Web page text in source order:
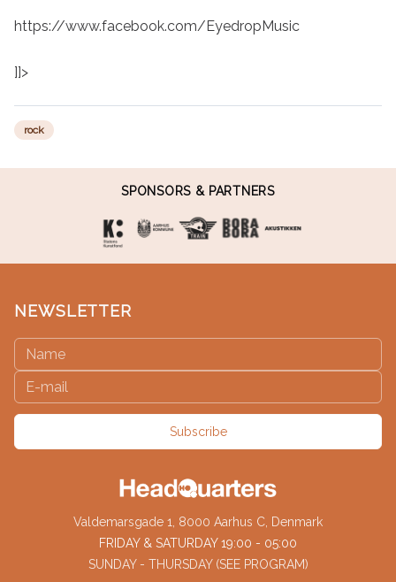
https://www.facebook.com/EyedropMusic
]]>
rock
SPONSORS & PARTNERS
NEWSLETTER
Subscribe
Valdemarsgade 1, 8000 Aarhus C, Denmark
FRIDAY & SATURDAY 19:00 - 05:00
SUNDAY - THURSDAY (SEE PROGRAM)